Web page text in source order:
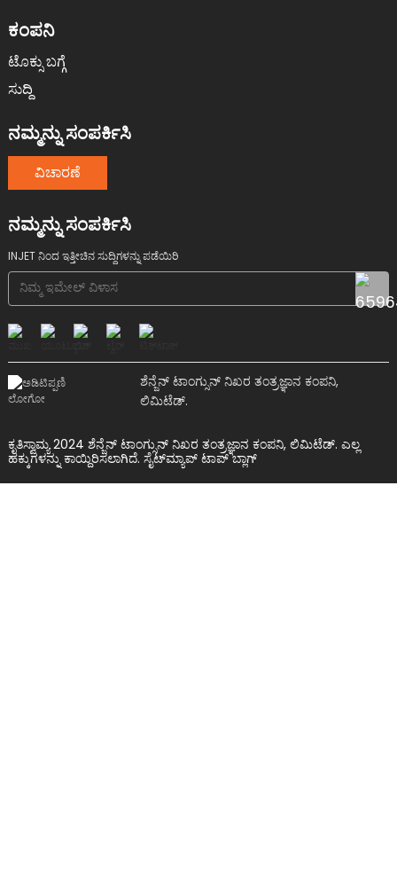
ಕಂಪನಿ
ಟೊಕ್ಸು ಬಗ್ಗೆ
ಸುದ್ದಿ
ನಮ್ಮನ್ನು ಸಂಪರ್ಕಿಸಿ
ವಿಚಾರಣೆ
ನಮ್ಮನ್ನು ಸಂಪರ್ಕಿಸಿ
INJET ನಿಂದ ಇತ್ತೀಚಿನ ಸುದ್ದಿಗಳನ್ನು ಪಡೆಯಿರಿ
ಶೆನ್ಜೆನ್ ಟಾಂಗ್ಸುನ್ ನಿಖರ ತಂತ್ರಜ್ಞಾನ ಕಂಪನಿ,
ಲಿಮಿಟೆಡ್.
ಕೃತಿಸ್ವಾಮ್ಯ 2024 ಶೆನ್ಜೆನ್ ಟಾಂಗ್ಸುನ್ ನಿಖರ ತಂತ್ರಜ್ಞಾನ ಕಂಪನಿ, ಲಿಮಿಟೆಡ್. ಎಲ್ಲ
ಹಕ್ಕುಗಳನ್ನು ಕಾಯ್ದಿರಿಸಲಾಗಿದೆ. ಸೈಟ್‌ಮ್ಯಾಪ್ ಟಾಪ್ ಬ್ಲಾಗ್